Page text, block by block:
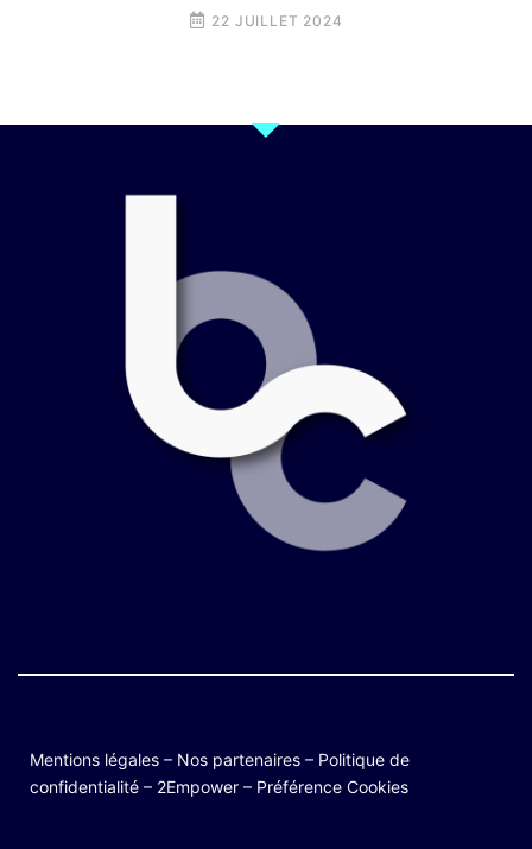
22 JUILLET 2024
Mentions légales – Nos partenaires – Politique de
confidentialité – 2Empower – Préférence Cookies